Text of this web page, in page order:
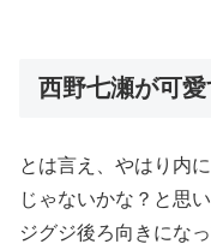
西野七瀬が可
とは言え、やはり内
じゃないかな？と思
ジグジ後ろ向きにな